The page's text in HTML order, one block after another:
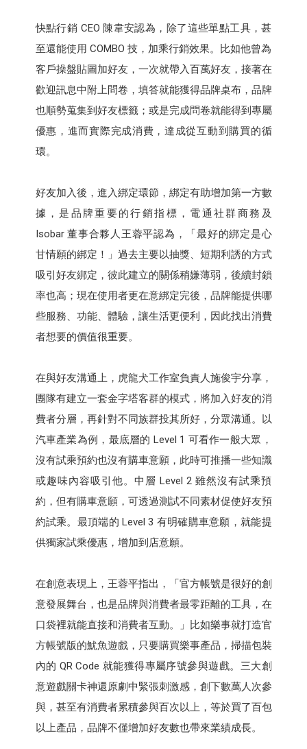
快點行銷 CEO 陳韋安認為，除了這些單點工具，甚
至還能使用 COMBO 技，加乘行銷效果。比如他曾為
客戶操盤貼圖加好友，一次就帶入百萬好友，接著在
歡迎訊息中附上問卷，填答就能獲得品牌桌布，品牌
也順勢蒐集到好友標籤；或是完成問卷就能得到專屬
優惠，進而實際完成消費，達成從互動到購買的循
環。
好友加入後，進入綁定環節，綁定有助增加第一方數
據，是品牌重要的行銷指標，電通社群商務及
Isobar 董事合夥人王蓉平認為，「最好的綁定是心
甘情願的綁定！」過去主要以抽獎、短期利誘的方式
吸引好友綁定，彼此建立的關係稍嫌薄弱，後續封鎖
率也高；現在使用者更在意綁定完後，品牌能提供哪
些服務、功能、體驗，讓生活更便利，因此找出消費
者想要的價值很重要。
在與好友溝通上，虎龍犬工作室負責人施俊宇分享，
團隊有建立一套金字塔客群的模式，將加入好友的消
費者分層，再針對不同族群投其所好，分眾溝通。以
汽車產業為例，最底層的 Level 1 可看作一般大眾，
沒有試乘預約也沒有購車意願，此時可推播一些知識
或趣味內容吸引他。中層 Level 2 雖然沒有試乘預
約，但有購車意願，可透過測試不同素材促使好友預
約試乘。最頂端的 Level 3 有明確購車意願，就能提
供獨家試乘優惠，增加到店意願。
在創意表現上，王蓉平指出，「官方帳號是很好的創
意發展舞台，也是品牌與消費者最零距離的工具，在
口袋裡就能直接和消費者互動。」比如樂事就打造官
方帳號版的魷魚遊戲，只要購買樂事產品，掃描包裝
內的 QR Code 就能獲得專屬序號參與遊戲。三大創
意遊戲關卡神還原劇中緊張刺激感，創下數萬人次參
與，甚至有消費者累積參與百次以上，等於買了百包
以上產品，品牌不僅增加好友數也帶來業績成長。